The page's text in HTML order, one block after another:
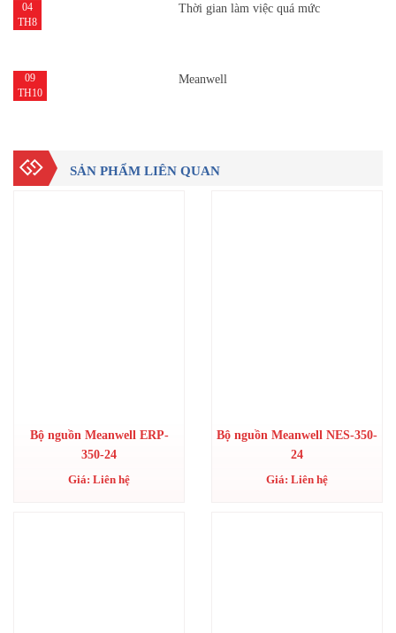
04
TH8
Thời gian làm việc quá mức
09
TH10
Meanwell
SẢN PHẨM LIÊN QUAN
Bộ nguồn Meanwell ERP-
350-24
Giá: Liên hệ
Bộ nguồn Meanwell NES-350-
24
Giá: Liên hệ